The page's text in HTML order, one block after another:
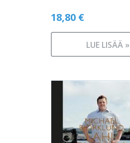
18,80 €
LUE LISÄÄ »